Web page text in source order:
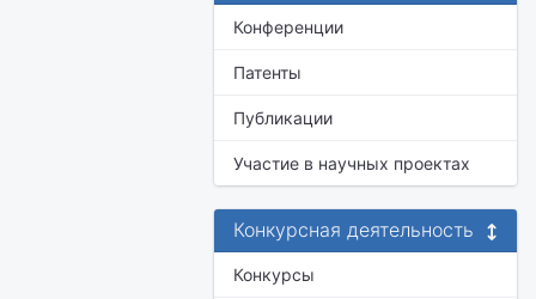
Конференции
Патенты
Публикации
Участие в научных проектах
Конкурсная деятельность
Конкурсы